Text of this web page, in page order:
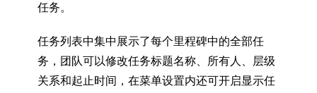
任务。
任务列表中集中展示了每个里程碑中的全部任
务，团队可以修改任务标题名称、所有人、层级
关系和起止时间，在菜单设置内还可开启显示任